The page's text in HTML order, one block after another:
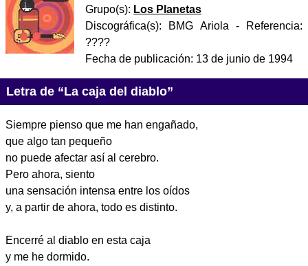
Grupo(s): Los Planetas
Discográfica(s):
BMG Ariola - Referencia:
????
Fecha de publicación: 13 de junio de 1994
Letra de “La caja del diablo”
Siempre pienso que me han engañado,
que algo tan pequeño
no puede afectar así al cerebro.
Pero ahora, siento
una sensación intensa entre los oídos
y, a partir de ahora, todo es distinto.
Encerré al diablo en esta caja
y me he dormido.